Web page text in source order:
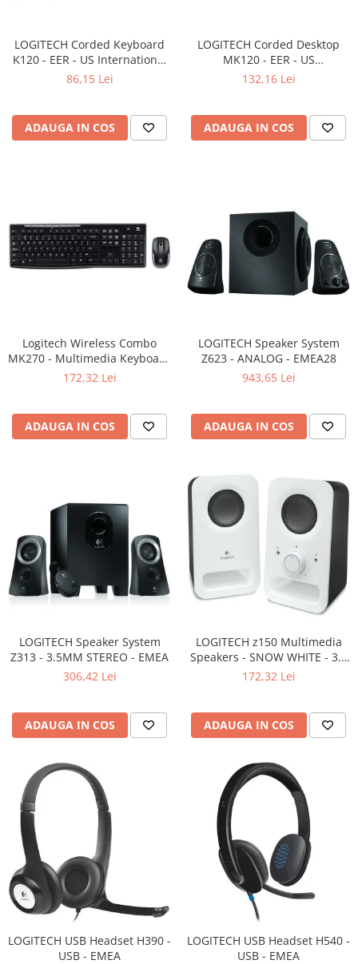
Camere Web
Adaptoare
Casti
Componente PC
Placi de Baza
Placi Video
SSD
Hard Disc-uri
Carcase
Servere & Componente
Componente Server
Servere
Software
Printing
Multifunctionale
Imprimante 3D
Televizoare & accesorii
Multiboard & Accessorii
Multimedia
Foto & Video
Cloud si Aplicatii SaaS
Sisteme Videoconferinta
Securitate Date
LOGITECH Corded Keyboard
K120 - EER - US International
layout
86,15 Lei
ADAUGA IN COS
LOGITECH Corded Desktop
MK120 - EER - US
International layout
132,16 Lei
ADAUGA IN COS
Logitech Wireless Combo
MK270 - Multimedia Keyboard
+ Mouse, Black
172,32 Lei
ADAUGA IN COS
LOGITECH Speaker System
Z623 - ANALOG - EMEA28
943,65 Lei
ADAUGA IN COS
LOGITECH Speaker System
Z313 - 3.5MM STEREO - EMEA
306,42 Lei
ADAUGA IN COS
LOGITECH z150 Multimedia
Speakers - SNOW WHITE - 3.5
MM - EU
172,32 Lei
ADAUGA IN COS
LOGITECH USB Headset H390 -
USB - EMEA
LOGITECH USB Headset H540 -
USB - EMEA